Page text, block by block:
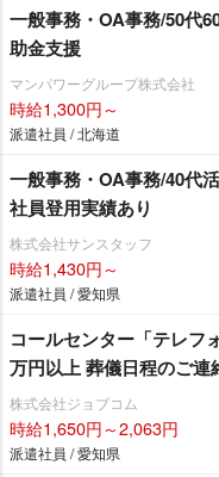
一般事務・OA事務/50代
助金支援
マンパワーグループ株式会社
時給1,300円～
派遣社員 / 北海道
一般事務・OA事務/40代
社員登用実績あり
株式会社サンスタッフ
時給1,430円～
派遣社員 / 愛知県
コールセンター「テレフ
万円以上 葬儀日程のご連
株式会社ジョブコム
時給1,650円～2,063円
派遣社員 / 愛知県